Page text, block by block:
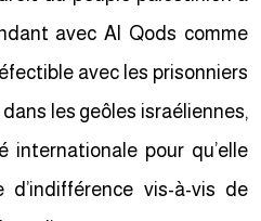
avec Al Qods comme
avec les prisonniers
les geôles israéliennes,
internationale pour qu’elle
d’indifférence vis-à-vis de